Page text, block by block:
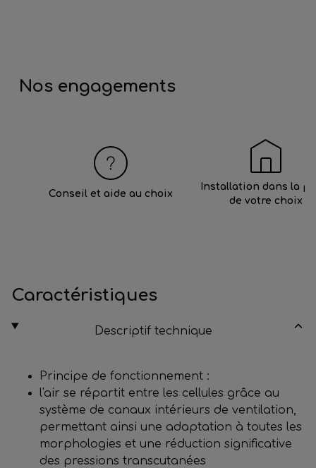
Nos engagements
Conseil et aide au choix
Installation dans la
de votre choix
Caractéristiques
Descriptif technique
Principe de fonctionnement :
l'air se répartit entre les cellules grâce au
système de canaux intérieurs de ventilation,
permettant ainsi une adaptation à toutes les
morphologies et une réduction significative
des pressions transcutanées